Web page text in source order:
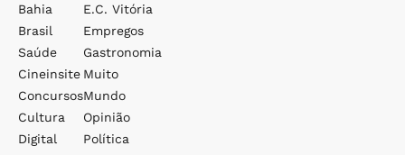
Bahia
Brasil
Saúde
Cineinsite
Concursos
Cultura
Digital
E.c. Vitória
Empregos
Gastronomia
Muito
Mundo
Opinião
Política